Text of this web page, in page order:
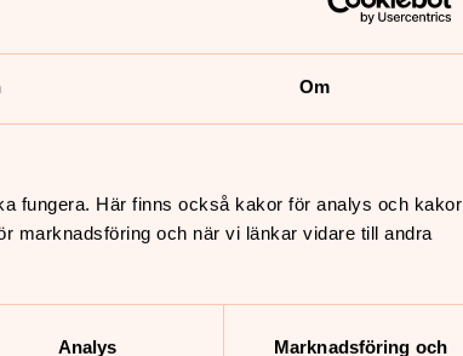
Om
fungera. Här finns också kakor för analys och kakor
marknadsföring och när vi länkar vidare till andra
Analys
Marknadsföring och